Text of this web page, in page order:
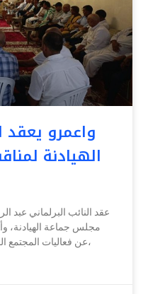
واعمرو يعقد
الهيادنة
عقد النائب البرلماني عبد
مجلس جماعة الهيادنة،
عن فعاليات المجتمع المدني وتمثيلية عن فلاحي المنطقة،